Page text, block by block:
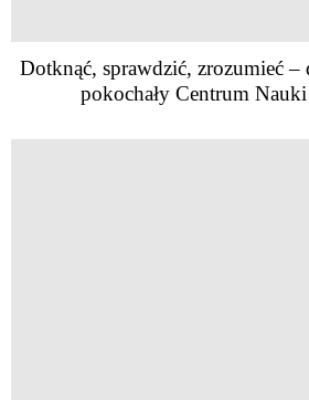
Dotknąć, sprawdzić, zrozumieć –
pokochały Centrum